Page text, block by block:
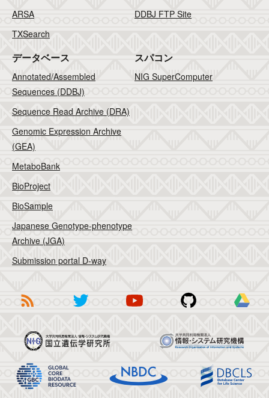
ARSA
TXSearch
DDBJ FTP Site
データベース
Annotated/Assembled
Sequences (DDBJ)
Sequence Read Archive (DRA)
Genomic Expression Archive
(GEA)
MetaboBank
BioProject
BioSample
Japanese Genotype-phenotype
Archive (JGA)
Submission portal D-way
スパコン
NIG SuperComputer